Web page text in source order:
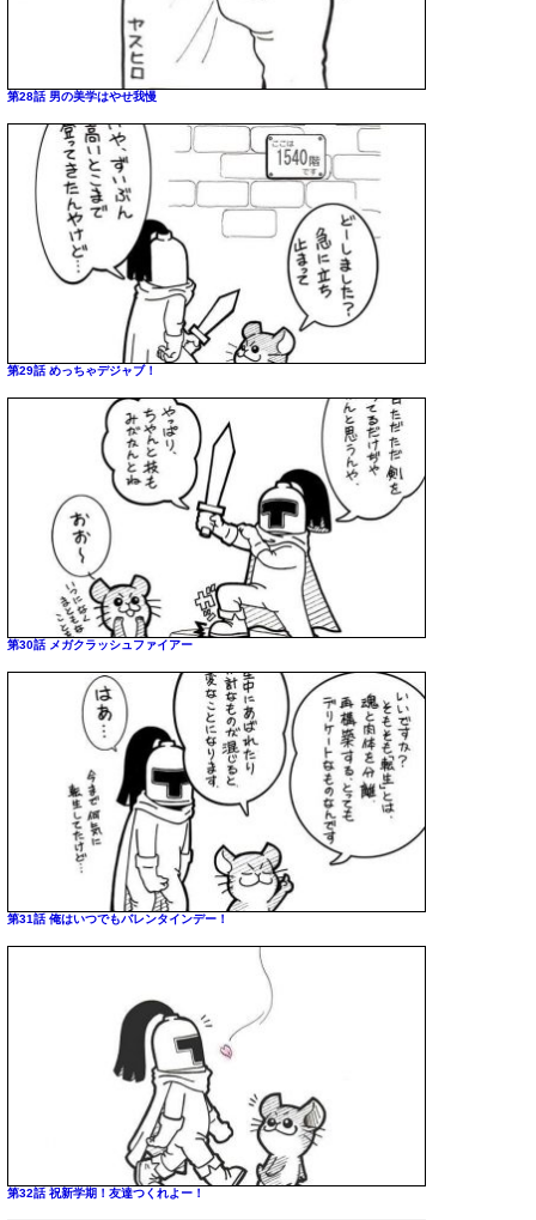
第28話 男の美学はやせ我慢
第29話 めっちゃデジャブ！
第30話 メガクラッシュファイアー
第31話 俺はいつでもバレンタインデー！
第32話 祝新学期！友達つくれよー！